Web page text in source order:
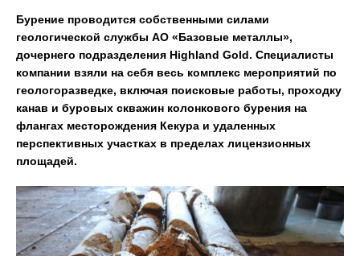
Бурение проводится собственными силами
геологической службы АО «Базовые металлы»,
дочернего подразделения Highland Gold. Специалисты
компании взяли на себя весь комплекс мероприятий по
геологоразведке, включая поисковые работы, проходку
канав и буровых скважин колонкового бурения на
флангах месторождения Кекура и удаленных
перспективных участках в пределах лицензионных
площадей.